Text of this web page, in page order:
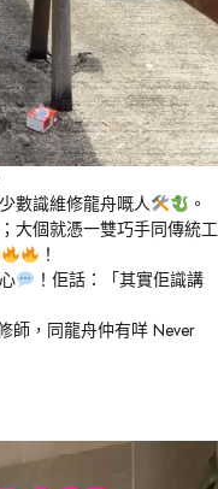
數識維修龍舟嘅人
。
大個就憑一雙巧手同傳統工
！
！佢話：「其實佢識講
，同龍舟仲有咩 Never